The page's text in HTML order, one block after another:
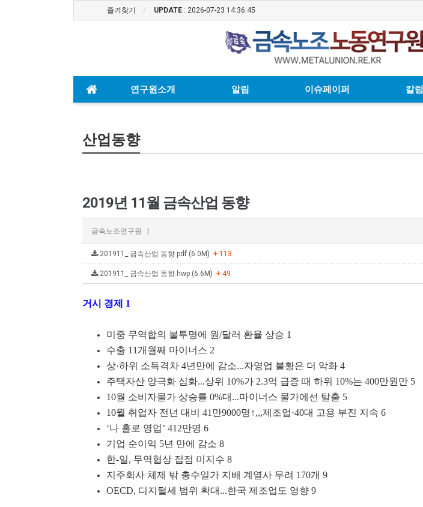
즐겨찾기 UPDATE : 2026-07-23 14:36:45
연구원소개 알림 이슈페이퍼 칼럼
산업동향
2019년 11월 금속산업 동향
금속노조연구원
201911_ 금속산업 동향.pdf (6.0M) + 113
201911_ 금속산업 동향.hwp (6.6M) + 49
거시 경제 1
미중 무역합의 불투명에 원/달러 환율 상승 1
수출 11개월째 마이너스 2
상·하위 소득격차 4년만에 감소...자영업 불황은 더 악화 4
주택자산 양극화 심화...상위 10%가 2.3억 급증 때 하위 10%는 400만원만 5
10월 소비자물가 상승률 0%대...마이너스 물가에선 탈출 5
10월 취업자 전년 대비 41만9000명↑,,,제조업·40대 고용 부진 지속 6
‘나 홀로 영업’ 412만명 6
기업 순이익 5년 만에 감소 8
한-일, 무역협상 접점 미지수 8
지주회사 체제 밖 총수일가 지배 계열사 무려 170개 9
OECD, 디지털세 범위 확대...한국 제조업도 영향 9